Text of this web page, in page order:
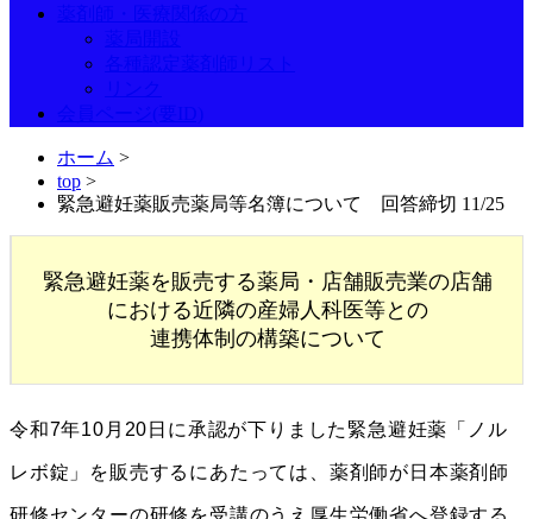
薬剤師・医療関係の方
薬局開設
各種認定薬剤師リスト
リンク
会員ページ(要ID)
ホーム >
top >
緊急避妊薬販売薬局等名簿について 回答締切 11/25
緊急避妊薬を販売する薬局・店舗販売業の店舗
における近隣の産婦人科医等との
連携体制の構築について
令和7年10月20日に承認が下りました緊急避妊薬「ノル
レボ錠」を販売するにあたっては、薬剤師が日本薬剤師
研修センターの研修を受講のうえ厚生労働省へ登録する